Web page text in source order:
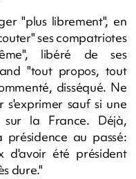
"plus librement", en
ses compatriotes
libéré de ses
"tout propos, tout
disséqué. Ne
sauf si une
la France. Déjà,
au passé:
d'avoir été président
dure."